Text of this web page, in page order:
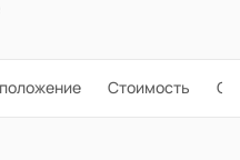
Стоимость О